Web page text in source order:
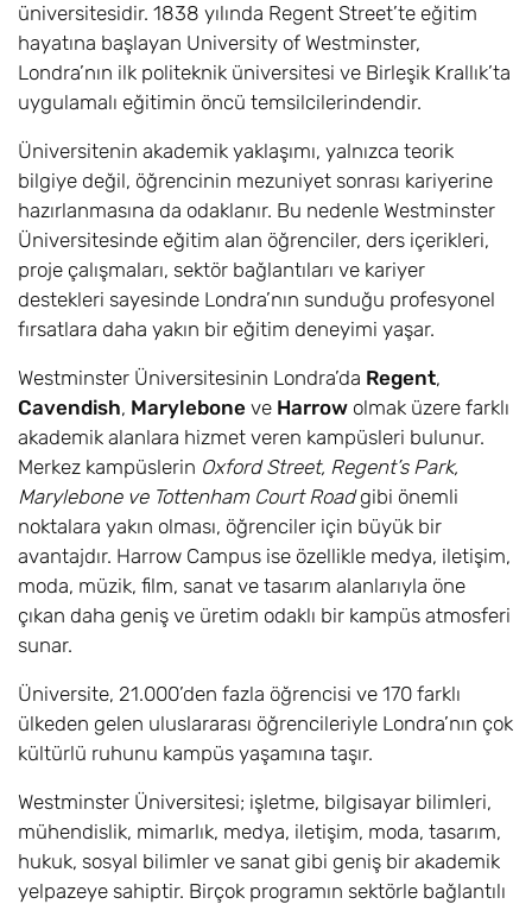
üniversitesidir. 1838 yılında Regent Street’te eğitim
hayatına başlayan University of Westminster,
Londra’nın ilk politeknik üniversitesi ve Birleşik Krallık’ta
uygulamalı eğitimin öncü temsilcilerindendir.
Üniversitenin akademik yaklaşımı, yalnızca teorik
bilgiye değil, öğrencinin mezuniyet sonrası kariyerine
hazırlanmasına da odaklanır. Bu nedenle Westminster
Üniversitesinde eğitim alan öğrenciler, ders içerikleri,
proje çalışmaları, sektör bağlantıları ve kariyer
destekleri sayesinde Londra’nın sunduğu profesyonel
fırsatlara daha yakın bir eğitim deneyimi yaşar.
Westminster Üniversitesinin Londra’da Regent,
Cavendish, Marylebone ve Harrow olmak üzere farklı
akademik alanlara hizmet veren kampüsleri bulunur.
Merkez kampüslerin Oxford Street, Regent’s Park,
Marylebone ve Tottenham Court Roadgibi önemli
noktalara yakın olması, öğrenciler için büyük bir
avantajdır. Harrow Campus ise özellikle medya, iletişim,
moda, müzik, film, sanat ve tasarım alanlarıyla öne
çıkan daha geniş ve üretim odaklı bir kampüs atmosferi
sunar.
Üniversite, 21.000’den fazla öğrencisi ve 170 farklı
ülkeden gelen uluslararası öğrencileriyle Londra’nın çok
kültürlü ruhunu kampüs yaşamına taşır.
Westminster Üniversitesi; işletme, bilgisayar bilimleri,
mühendislik, mimarlık, medya, iletişim, moda, tasarım,
hukuk, sosyal bilimler ve sanat gibi geniş bir akademik
yelpazeye sahiptir. Birçok programın sektörle bağlantılı